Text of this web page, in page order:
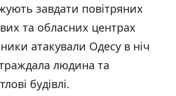
завдати повітряних
та обласних центрах
атакували Одесу в ніч
людина та
будівлі.